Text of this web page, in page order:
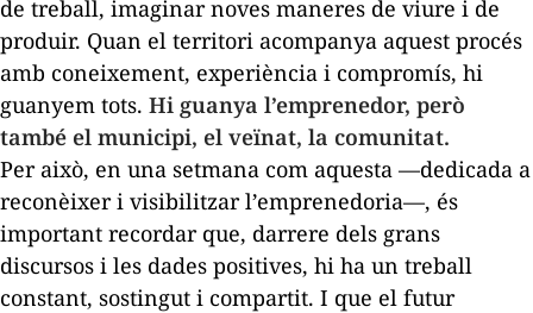
de treball, imaginar noves maneres de viure i de
produir. Quan el territori acompanya aquest procés
amb coneixement, experiència i compromís, hi
guanyem tots. Hi guanya l’emprenedor, però
també el municipi, el veïnat, la comunitat.
Per això, en una setmana com aquesta —dedicada a
reconèixer i visibilitzar l’emprenedoria—, és
important recordar que, darrere dels grans
discursos i les dades positives, hi ha un treball
constant, sostingut i compartit. I que el futur